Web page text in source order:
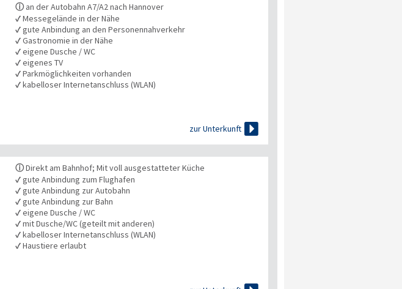
ⓘ an der Autobahn A7/A2 nach Hannover
✓Messegelände in der Nähe
✓gute Anbindung an den Personennahverkehr
✓Gastronomie in der Nähe
✓eigene Dusche / WC
✓eigenes TV
✓Parkmöglichkeiten vorhanden
✓kabelloser Internetanschluss (WLAN)
zur Unterkunft 
ⓘDirekt am Bahnhof; Mit voll ausgestatteter Küche
✓gute Anbindung zum Flughafen
✓gute Anbindung zur Autobahn
✓gute Anbindung zur Bahn
✓eigene Dusche / WC
✓mit Dusche/WC (geteilt mit anderen)
✓kabelloser Internetanschluss (WLAN)
✓Haustiere erlaubt